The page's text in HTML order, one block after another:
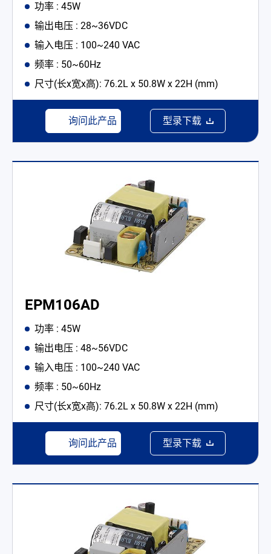
功率 : 45W
输出电压 : 28~36VDC
输入电压 : 100~240 VAC
频率 : 50~60Hz
尺寸(长x宽x高): 76.2L x 50.8W x 22H (mm)
询问此产品 型录下载
EPM106AD
功率 : 45W
输出电压 : 48~56VDC
输入电压 : 100~240 VAC
频率 : 50~60Hz
尺寸(长x宽x高): 76.2L x 50.8W x 22H (mm)
询问此产品 型录下载